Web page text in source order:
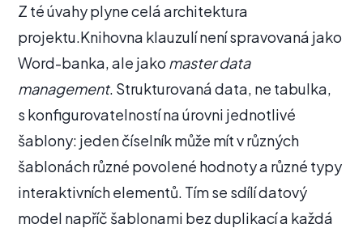
Z té úvahy plyne celá architektura
projektu.Knihovna klauzulí není spravovaná jako
Word-banka, ale jako master data
management. Strukturovaná data, ne tabulka,
s konfigurovatelností na úrovni jednotlivé
šablony: jeden číselník může mít v různých
šablonách různé povolené hodnoty a různé typy
interaktivních elementů. Tím se sdílí datový
model napříč šablonami bez duplikací a každá